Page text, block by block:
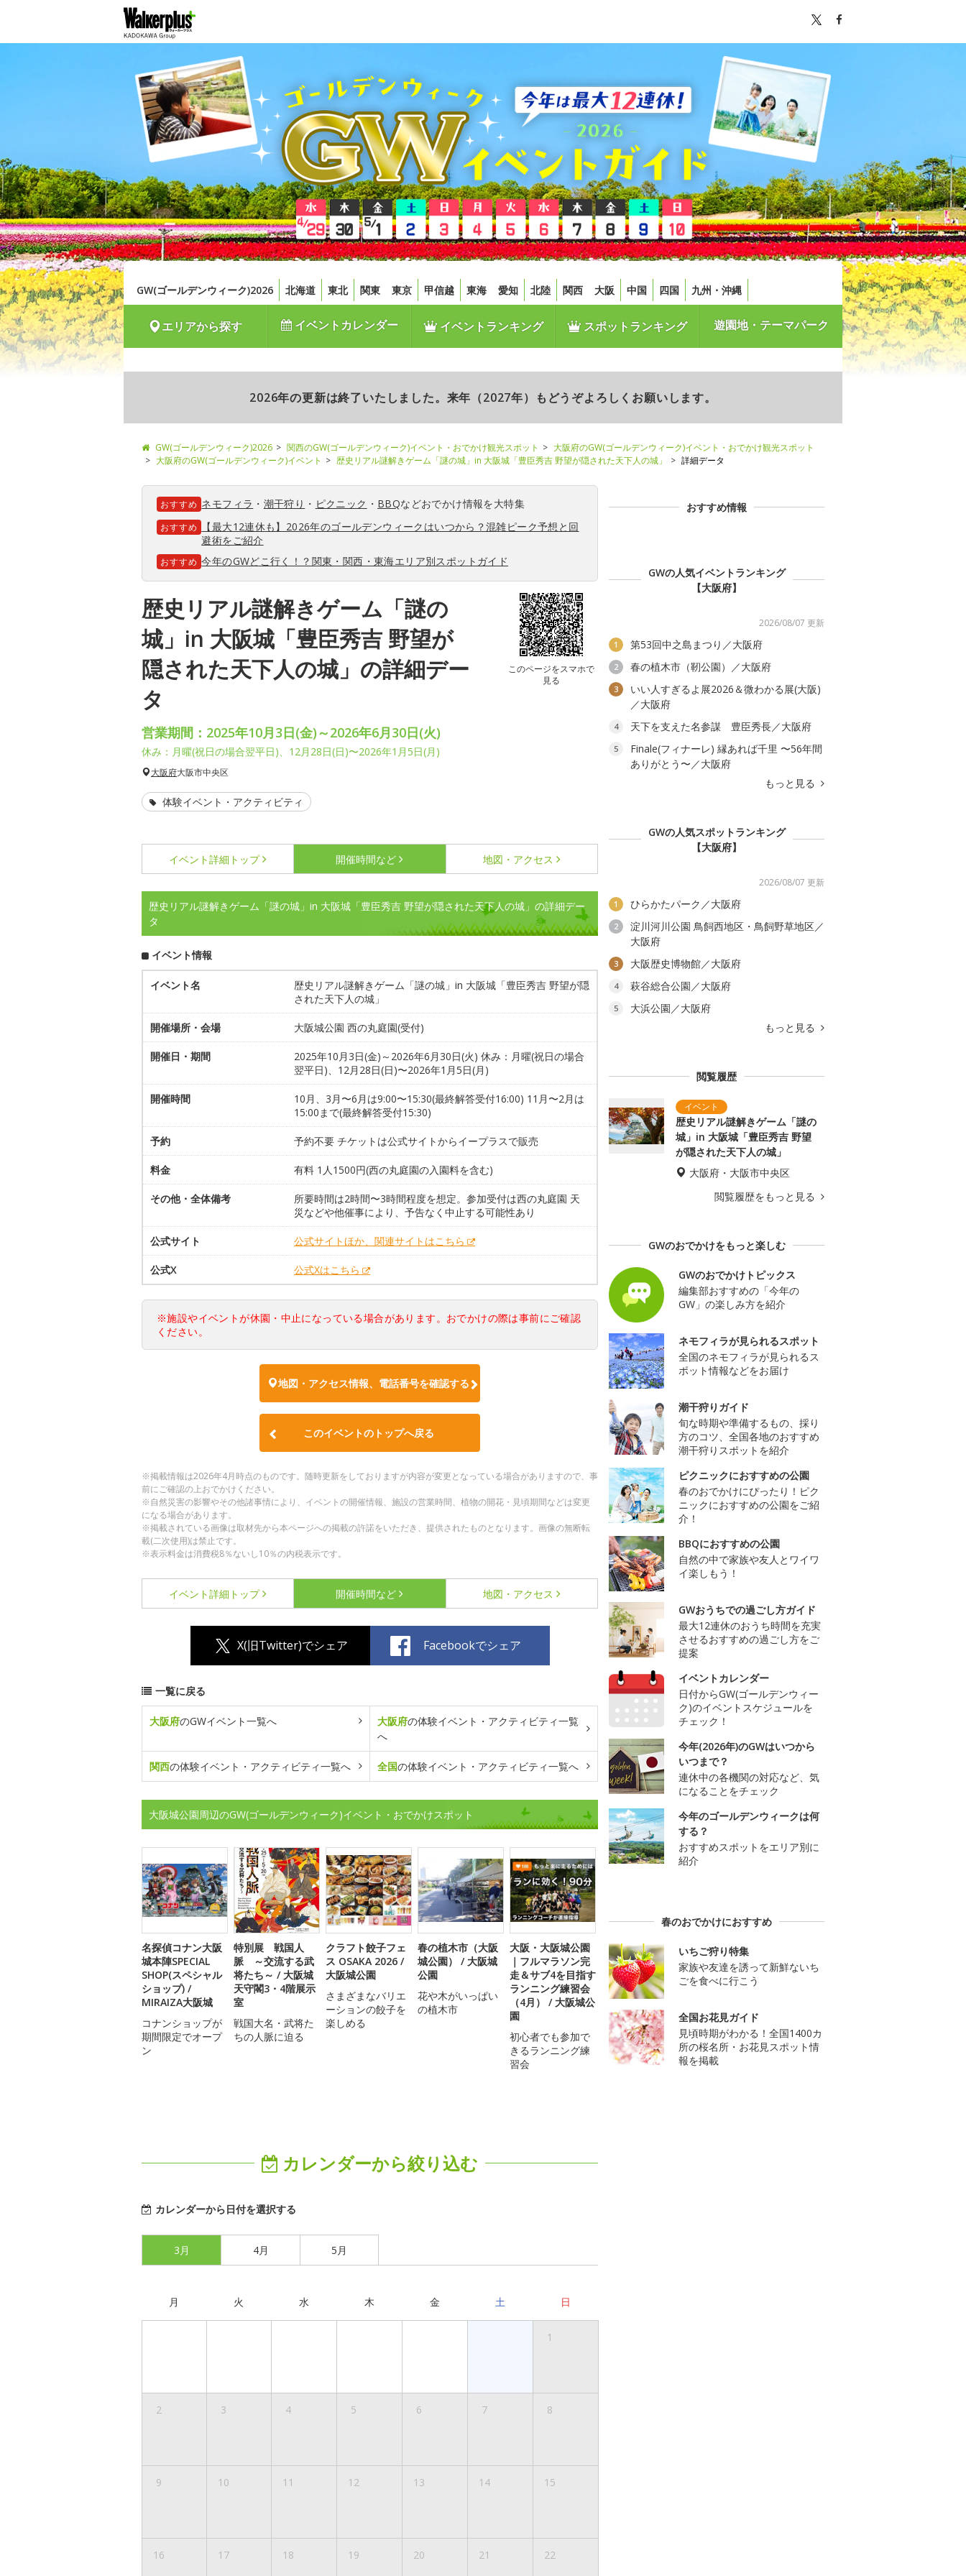
GW(ゴールデンウィーク)2026 北海道 東北 関東 東京 甲信越 東海 愛知 北陸 関西 大阪 中国 四国 九州・沖縄
エリアから探す イベントカレンダー イベントランキング スポットランキング 遊園地・テーマパーク
2026年の更新は終了いたしました。来年（2027年）もどうぞよろしくお願いします。
GW(ゴールデンウィーク)2026 関西のGW(ゴールデンウィーク)イベント・おでかけ観光スポット
大阪府のGW(ゴールデンウィーク)イベント・おでかけ観光スポット
大阪府のGW(ゴールデンウィーク)イベント
歴史リアル謎解きゲーム「謎の城」in 大阪城「豊臣秀吉 野望が隠された天下人の城」 詳細データ
おすすめ ネモフィラ ・ 潮干狩り ・ ピクニック ・ BBQなどおでかけ情報を大特集
おすすめ
【最大12連休も】2026年のゴールデンウィークはいつから？混雑ピーク予想と回
避術をご紹介
おすすめ 今年のGWどこ行く！？関東・関西・東海エリア別スポットガイド
歴史リアル謎解きゲーム「謎の
城」in 大阪城「豊臣秀吉 野望が
隠された天下人の城」の詳細デー
タ
このページをスマホで
見る
営業期間：2025年10月3日(金)～2026年6月30日(火)
休み：月曜(祝日の場合翌平日)、12月28日(日)〜2026年1月5日(月)
大阪府大阪市中央区
体験イベント・アクティビティ
イベント詳細 トップ 開催時間など 地図・アクセス
歴史リアル謎解きゲーム「謎の城」in 大阪城「豊臣秀吉 野望が隠された天下人の城」の詳細デー
タ
イベント情報
イベント名
歴史リアル謎解きゲーム「謎の城」in 大阪城「豊臣秀吉 野望が隠
された天下人の城」
開催場所・会場 大阪城公園 西の丸庭園(受付)
開催日・期間
2025年10月3日(金)～2026年6月30日(火) 休み：月曜(祝日の場合
翌平日)、12月28日(日)〜2026年1月5日(月)
開催時間
10月、3月〜6月は9:00〜15:30(最終解答受付16:00) 11月〜2月は
15:00まで(最終解答受付15:30)
予約 予約不要 チケットは公式サイトからイープラスで販売
料金 有料 1人1500円(西の丸庭園の入園料を含む)
その他・全体備考
所要時間は2時間〜3時間程度を想定。参加受付は西の丸庭園 天
災などや他催事により、予告なく中止する可能性あり
公式サイト 公式サイトほか、関連サイトはこちら
公式X 公式Xはこちら
※施設やイベントが休園・中止になっている場合があります。おでかけの際は事前にご確認
ください。
地図・アクセス情報、電話番号を確認する
このイベントのトップへ戻る
※掲載情報は2026年4月時点のものです。随時更新をしておりますが内容が変更となっている場合がありますので、事
前にご確認の上おでかけください。
※自然災害の影響やその他諸事情により、イベントの開催情報、施設の営業時間、植物の開花・見頃期間などは変更
になる場合があります。
※掲載されている画像は取材先から本ページへの掲載の許諾をいただき、提供されたものとなります。画像の無断転
載(二次使用)は禁止です。
※表示料金は消費税8％ないし10％の内税表示です。
イベント詳細 トップ 開催時間など 地図・アクセス
X(旧Twitter)でシェア Facebookでシェア
一覧に戻る
大阪府のGWイベント一覧へ 大阪府の体験イベント・アクティビティ一覧
へ
関西の体験イベント・アクティビティ一覧へ 全国の体験イベント・アクティビティ一覧へ
大阪城公園周辺のGW(ゴールデンウィーク)イベント・おでかけスポット
名探偵コナン大阪
城本陣SPECIAL
SHOP(スペシャル
ショップ) /
MIRAIZA大阪城
コナンショップが
期間限定でオープ
ン
特別展 戦国人
脈 ～交流する武
将たち～ / 大阪城
天守閣3・4階展示
室
戦国大名・武将た
ちの人脈に迫る
クラフト餃子フェ
ス OSAKA 2026 /
大阪城公園
さまざまなバリエ
ーションの餃子を
楽しめる
春の植木市（大阪
城公園） / 大阪城
公園
花や木がいっぱい
の植木市
大阪・大阪城公園
｜フルマラソン完
走＆サブ4を目指す
ランニング練習会
（4月） / 大阪城公
園
初心者でも参加で
きるランニング練
習会
カレンダーから絞り込む
カレンダーから日付を選択する
3月 4月 5月
月 火 水 木 金 土 日
1
2 3 4 5 6 7 8
9 10 11 12 13 14 15
16 17 18 19 20 21 22
おすすめ情報
GWの人気イベントランキング
【大阪府】
2026/08/07 更新
1 第53回中之島まつり／大阪府
2 春の植木市（靭公園）／大阪府
3
いい人すぎるよ展2026＆微わかる展(大阪)
／大阪府
4 天下を支えた名参謀 豊臣秀長／大阪府
5
Finale(フィナーレ) 縁あれば千里 〜56年間
ありがとう〜／大阪府
もっと見る
GWの人気スポットランキング
【大阪府】
2026/08/07 更新
1 ひらかたパーク／大阪府
2
淀川河川公園 鳥飼西地区・鳥飼野草地区／
大阪府
3 大阪歴史博物館／大阪府
4 萩谷総合公園／大阪府
5
大浜公園／大阪府
もっと見る
閲覧履歴
歴史リアル謎解きゲーム「謎の
城」in 大阪城「豊臣秀吉 野望
が隠された天下人の城」
大阪府・大阪市中央区
閲覧履歴をもっと見る
GWのおでかけをもっと楽しむ
GWのおでかけトピックス
編集部おすすめの「今年の
GW」の楽しみ方を紹介
ネモフィラが見られるスポット
全国のネモフィラが見られるス
ポット情報などをお届け
潮干狩りガイド
旬な時期や準備するもの、採り
方のコツ、全国各地のおすすめ
潮干狩りスポットを紹介
ピクニックにおすすめの公園
春のおでかけにぴったり！ピク
ニックにおすすめの公園をご紹
介！
BBQにおすすめの公園
自然の中で家族や友人とワイワ
イ楽しもう！
GWおうちでの過ごし方ガイド
最大12連休のおうち時間を充実
させるおすすめの過ごし方をご
提案
イベントカレンダー
日付からGW(ゴールデンウィー
ク)のイベントスケジュールを
チェック！
今年(2026年)のGWはいつから
いつまで？
連休中の各機関の対応など、気
になることをチェック
今年のゴールデンウィークは何
する？
おすすめスポットをエリア別に
紹介
春のおでかけにおすすめ
いちご狩り特集
家族や友達を誘って新鮮ないち
ごを食べに行こう
全国お花見ガイド
見頃時期がわかる！全国1400カ
所の桜名所・お花見スポット情
報を掲載